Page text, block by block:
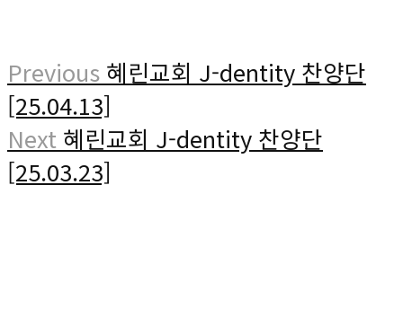
Previous 혜린교회 J-dentity 찬양단
[25.04.13]
Next 혜린교회 J-dentity 찬양단
[25.03.23]